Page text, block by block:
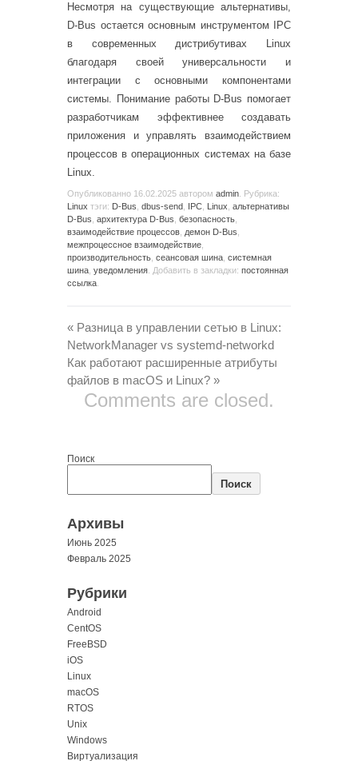
Несмотря на существующие альтернативы,
D-Bus остается основным инструментом IPC
в современных дистрибутивах Linux
благодаря своей универсальности и
интеграции с основными компонентами
системы. Понимание работы D-Bus помогает
разработчикам эффективнее создавать
приложения и управлять взаимодействием
процессов в операционных системах на базе
Linux.
Опубликованно 16.02.2025 автором admin . Рубрика:
Linux тэги: D-Bus dbus-send IPC Linux альтернативы
D-Bus архитектура D-Bus безопасность
взаимодействие процессов демон D-Bus
межпроцессное взаимодействие
производительность сеансовая шина системная
шина уведомления . Добавить в закладки: постоянная
ссылка
« Разница в управлении сетью в Linux:
NetworkManager vs systemd-networkd
Как работают расширенные атрибуты
файлов в macOS и Linux? »
Comments are closed.
Поиск
Поиск
Архивы
Июнь 2025
Февраль 2025
Рубрики
Android
CentOS
FreeBSD
iOS
Linux
macOS
RTOS
Unix
Windows
Виртуализация